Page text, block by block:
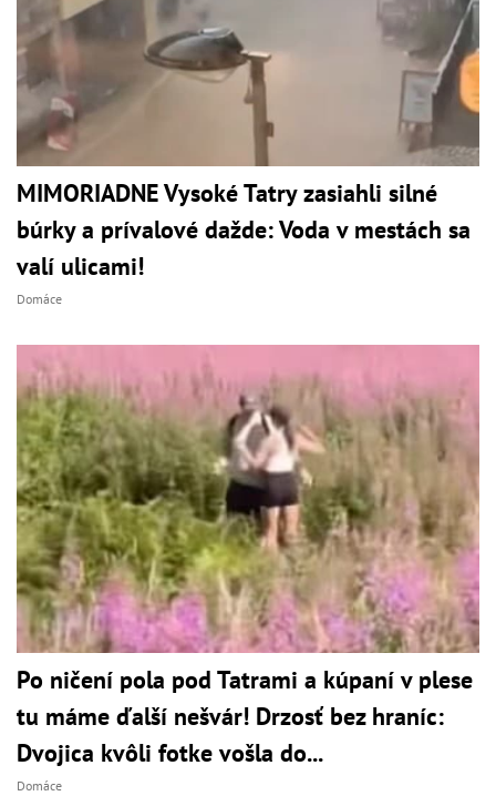
MIMORIADNE Vysoké Tatry zasiahli silné
búrky a prívalové dažde: Voda v mestách sa
valí ulicami!
Domáce
Po ničení pola pod Tatrami a kúpaní v plese
tu máme ďalší nešvár! Drzosť bez hraníc:
Dvojica kvôli fotke vošla do...
Domáce